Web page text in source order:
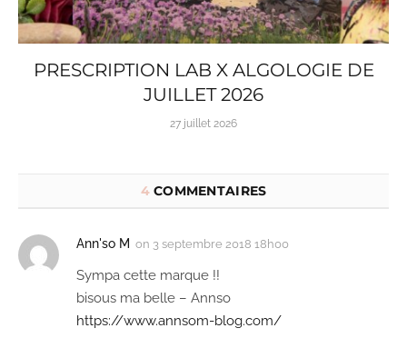
PRESCRIPTION LAB X ALGOLOGIE DE
JUILLET 2026
27 juillet 2026
4COMMENTAIRES
Ann'so M on 3 septembre 2018 18h00
Sympa cette marque !!
bisous ma belle – Annso
https://www.annsom-blog.com/